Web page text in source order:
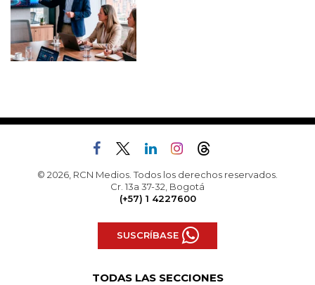
© 2026, RCN Medios. Todos los derechos reservados.
Cr. 13a 37-32, Bogotá
(+57) 1 4227600
SUSCRÍBASE
TODAS LAS SECCIONES